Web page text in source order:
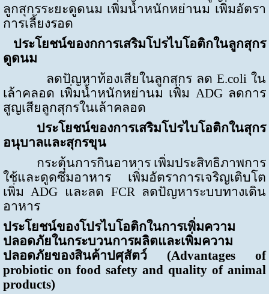
ลูกสุกรระยะดูดนม เพิ่มน้ำหนักหย่านม เพิ่มอัตรา
การเลี้ยงรอด
ประโยชน์ของกการเสริมโปรไบโอติกในลูกสุกร
ดูดนม
ลดปัญหาท้องเสียในลูกสุกร ลดE.coli ใน
เล้าคลอด เพิ่มน้ำหนักหย่านม เพิ่ม ADGลดการ
สูญเสียลูกสุกรในเล้าคลอด
ประโยชน์ของการเสริมโปรไบโอติกในสุกร
อนุบาลและสุกรขุน
กระตุ้นการกินอาหาร เพิ่มประสิทธิภาพการ
ใช้และดูดซึมอาหาร เพิ่มอัตราการเจริญเติบโต
เพิ่ม ADG และลด FCR ลดปัญหาระบบทางเดิน
อาหาร
ประโยชน์ของโปรไบโอติกในการเพิ่มความ
ปลอดภัยในกระบวนการผลิตและเพิ่มความ
ปลอดภัยของสินค้าปศุสัตว์ (Advantages of
probiotic on food safety and quality of animal
products)